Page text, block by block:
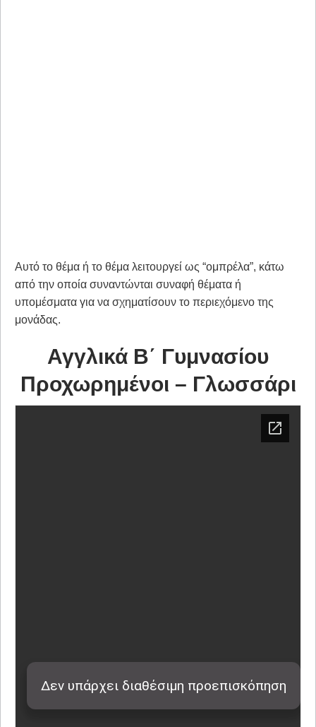
Αυτό το θέμα ή το θέμα λειτουργεί ως “ομπρέλα”, κάτω
από την οποία συναντώνται συναφή θέματα ή
υπομέσματα για να σχηματίσουν το περιεχόμενο της
μονάδας.
Αγγλικά Β΄ Γυμνασίου
Προχωρημένοι – Γλωσσάρι